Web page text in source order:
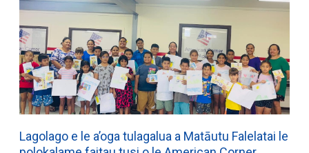
Lagolago e le a’oga tulagalua a Matāutu Falelatai le